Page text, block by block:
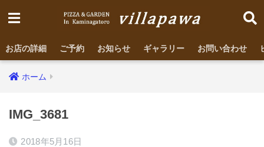
お店の詳細 ご予約 お知らせ ギャラリー お問い合わせ
ホーム
IMG_3681
2018年5月16日